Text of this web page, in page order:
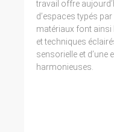
travail offre
d’espaces typés
matériaux font ainsi
et techniques
sensorielle et d’une
harmonieuses.